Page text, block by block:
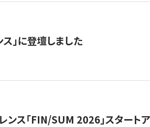
」に登壇しました
ンス「FIN/SUM 2026」スタート